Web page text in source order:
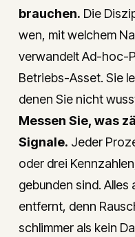
brauchen. Die
wen, mit welchem
verwandelt Ad-hoc-
Betriebs-Asset. Sie
denen Sie nicht
Messen Sie, was
Signale. Jeder
oder drei
gebunden sind.
entfernt, denn
schlimmer als kein